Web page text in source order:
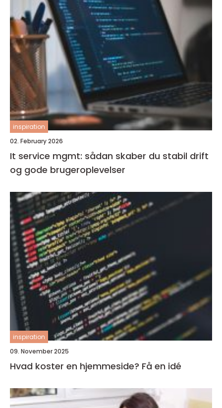
inspiration
02. February 2026
It service mgmt: sådan skaber du stabil drift
og gode brugeroplevelser
inspiration
09. November 2025
Hvad koster en hjemmeside? Få en idé